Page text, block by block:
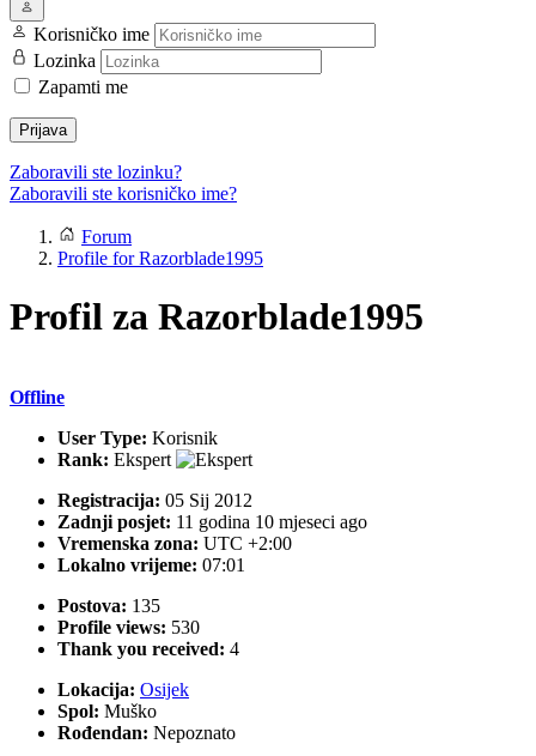
Korisničko ime
Lozinka
Zapamti me
Prijava
Zaboravili ste lozinku?
Zaboravili ste korisničko ime?
Forum
Profile for Razorblade1995
Profil za Razorblade1995
Offline
User Type: Korisnik
Rank: Ekspert
Registracija: 05 Sij 2012
Zadnji posjet: 11 godina 10 mjeseci ago
Vremenska zona: UTC +2:00
Lokalno vrijeme: 07:01
Postova: 135
Profile views: 530
Thank you received: 4
Lokacija: Osijek
Spol: Muško
Rođendan: Nepoznato